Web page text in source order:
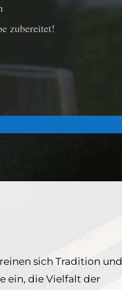
zubereitet!
sich Tradition und
ein, die Vielfalt der